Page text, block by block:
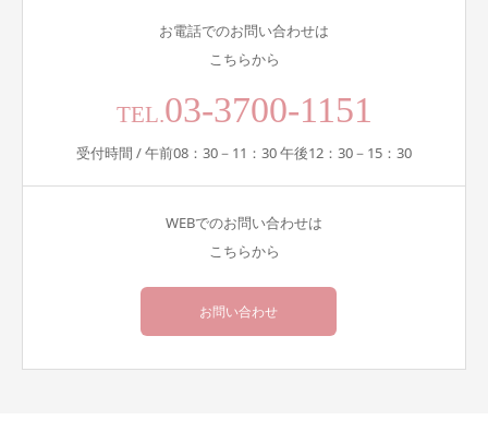
お電話でのお問い合わせは
こちらから
TEL.03-3700-1151
受付時間 / 午前08：30－11：30 午後12：30－15：30
WEBでのお問い合わせは
こちらから
お問い合わせ